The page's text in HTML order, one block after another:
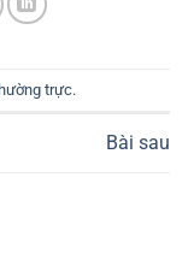
trực.
Bài sau